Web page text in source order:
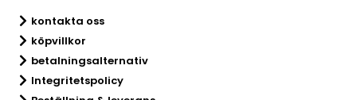
kontakta oss
köpvillkor
betalningsalternativ
Integritetspolicy